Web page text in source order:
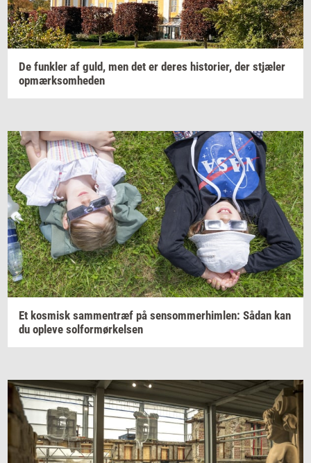
De funk­ler af guld, men det er deres hi­sto­ri­er, der stjæ­ler
op­mærk­som­he­den
Et kos­misk sam­men­træf på sen­som­mer­him­len: Sådan kan
du op­le­ve sol­for­mør­kel­sen